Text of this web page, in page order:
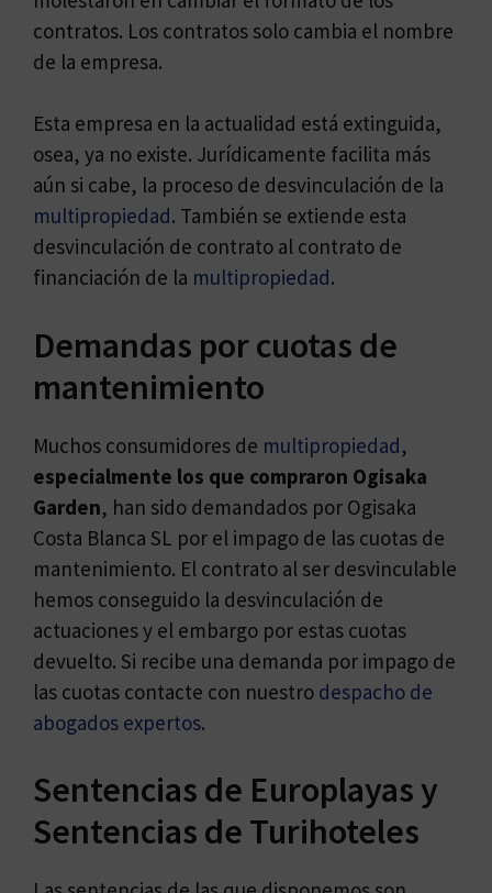
contratos. Los contratos solo cambia el nombre
de la empresa.
Esta empresa en la actualidad está extinguida,
osea, ya no existe. Jurídicamente facilita más
aún si cabe, la proceso de desvinculación de la
multipropiedad. También se extiende esta
desvinculación de contrato al contrato de
financiación de la multipropiedad.
Demandas por cuotas de
mantenimiento
Muchos consumidores de multipropiedad,
especialmente los que compraron Ogisaka
Garden, han sido demandados por Ogisaka
Costa Blanca SL por el impago de las cuotas de
mantenimiento. El contrato al ser desvinculable
hemos conseguido la desvinculación de
actuaciones y el embargo por estas cuotas
devuelto. Si recibe una demanda por impago de
las cuotas contacte con nuestro despacho de
abogados expertos.
Sentencias de Europlayas y
Sentencias de Turihoteles